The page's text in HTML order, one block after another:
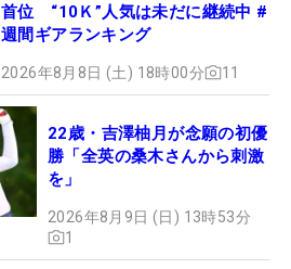
首位 “10Ｋ”人気は未だに継続中 #
週間ギアランキング
2026年8月8日 (土) 18時00分 11
22歳・吉澤柚月が念願の初優
勝「全英の桑木さんから刺激
を」
2026年8月9日 (日) 13時53分
1